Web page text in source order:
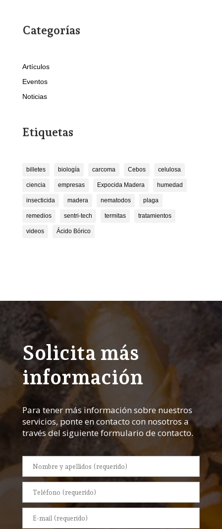
Categorías
Artículos
Eventos
Noticias
Etiquetas
billetes biología carcoma Cebos celulosa
ciencia empresas Expocida Madera humedad
insecticida madera nematodos plaga
remedios sentri-tech termitas tratamientos
videos Ácido Bórico
Solicita más
información
Para tener más información sobre nuestros
servicios, ponte en contacto con nosotros a
través del siguiente formulario de contacto.